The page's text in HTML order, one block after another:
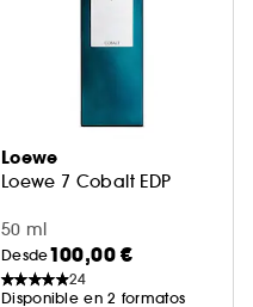
Loewe
Loewe 7 Cobalt EDP
50 ml
Desde100,00 €
24
Disponible en 2 formatos